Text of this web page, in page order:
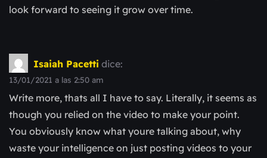
look forward to seeing it grow over time.
Isaiah Pacetti dice:
13/01/2021 a las 2:50 am
Write more, thats all I have to say. Literally, it seems as
though you relied on the video to make your point.
You obviously know what youre talking about, why
waste your intelligence on just posting videos to your